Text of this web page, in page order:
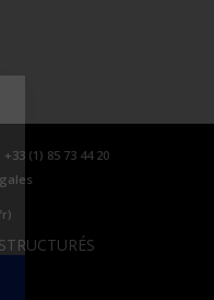
+33 (1) 85 73 44 20